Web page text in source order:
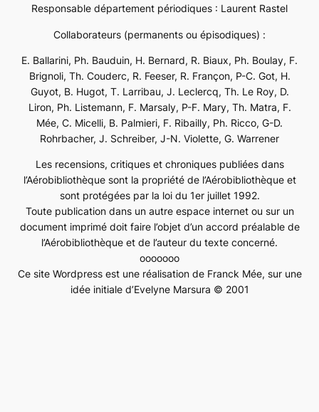
Responsable département périodiques : Laurent Rastel
Collaborateurs (permanents ou épisodiques) :
E. Ballarini, Ph. Bauduin, H. Bernard, R. Biaux, Ph. Boulay, F.
Brignoli, Th. Couderc, R. Feeser, R. Françon, P-C. Got, H.
Guyot, B. Hugot, T. Larribau, J. Leclercq, Th. Le Roy, D.
Liron, Ph. Listemann, F. Marsaly, P-F. Mary, Th. Matra, F.
Mée, C. Micelli, B. Palmieri, F. Ribailly, Ph. Ricco, G-D.
Rohrbacher, J. Schreiber, J-N. Violette, G. Warrener
Les recensions, critiques et chroniques publiées dans
l’Aérobibliothèque sont la propriété de l’Aérobibliothèque et
sont protégées par la loi du 1er juillet 1992.
Toute publication dans un autre espace internet ou sur un
document imprimé doit faire l’objet d’un accord préalable de
l’Aérobibliothèque et de l’auteur du texte concerné.
ooooooo
Ce site Wordpress est une réalisation de Franck Mée, sur une
idée initiale d’Evelyne Marsura © 2001